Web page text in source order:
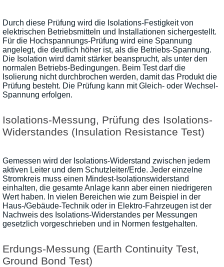
Durch diese Prüfung wird die Isolations-Festigkeit von
elektrischen Betriebsmitteln und Installationen sichergestellt.
Für die Hochspannungs-Prüfung wird eine Spannung
angelegt, die deutlich höher ist, als die Betriebs-Spannung.
Die Isolation wird damit stärker beansprucht, als unter den
normalen Betriebs-Bedingungen. Beim Test darf die
Isolierung nicht durchbrochen werden, damit das Produkt die
Prüfung besteht. Die Prüfung kann mit Gleich- oder Wechsel-
Spannung erfolgen.
Isolations-Messung, Prüfung des Isolations-
Widerstandes (Insulation Resistance Test)
Gemessen wird der Isolations-Widerstand zwischen jedem
aktiven Leiter und dem Schutzleiter/Erde. Jeder einzelne
Stromkreis muss einen Mindest-Isolationswiderstand
einhalten, die gesamte Anlage kann aber einen niedrigeren
Wert haben. In vielen Bereichen wie zum Beispiel in der
Haus-/Gebäude-Technik oder in Elektro-Fahrzeugen ist der
Nachweis des Isolations-Widerstandes per Messungen
gesetzlich vorgeschrieben und in Normen festgehalten.
Erdungs-Messung (Earth Continuity Test,
Ground Bond Test)